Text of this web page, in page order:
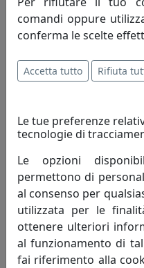
Progetti
comandi oppure
conferma le scelte
Accetta tutto Rifiuta
Le tue preferenze
tecnologie di
Le opzioni
permettono di
al consenso per
utilizzata per le
ottenere ulteriori
al funzionamento di
fai riferimento alla